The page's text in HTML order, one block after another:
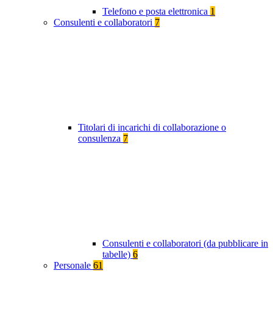
Telefono e posta elettronica 1
Consulenti e collaboratori 7
Titolari di incarichi di collaborazione o
consulenza 7
Consulenti e collaboratori (da pubblicare in
tabelle) 6
Personale 61